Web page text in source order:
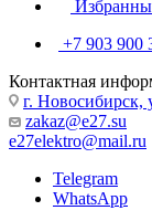
+7 903 900
Контактная
г. Новосибирск,
zakaz@e27.su
e27elektro@mail.ru
Telegram
WhatsApp